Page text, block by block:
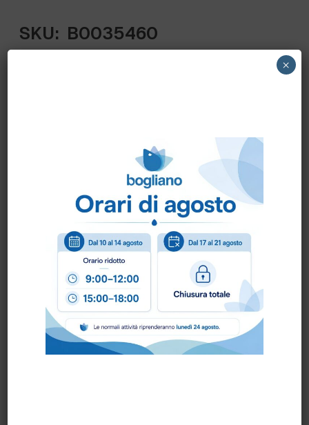
SKU: B0035460
Come ordinare?
Puoi ordinare chiamando al0172 478161
scrivendo una mail ainfo@bogliano.it.
Per ogni informazione siamo a disposizione.
×